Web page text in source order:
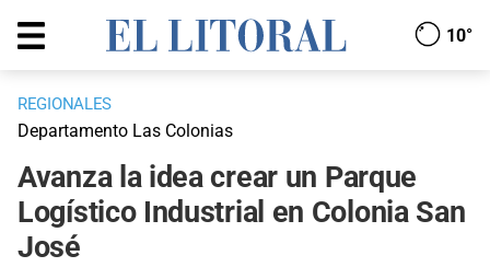
10°
REGIONALES
Departamento Las Colonias
Avanza la idea crear un Parque
Logístico Industrial en Colonia San
José